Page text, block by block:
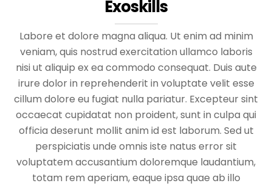
Exoskills
Labore et dolore magna aliqua. Ut enim ad minim
veniam, quis nostrud exercitation ullamco laboris
nisi ut aliquip ex ea commodo consequat. Duis aute
irure dolor in reprehenderit in voluptate velit esse
cillum dolore eu fugiat nulla pariatur. Excepteur sint
occaecat cupidatat non proident, sunt in culpa qui
officia deserunt mollit anim id est laborum. Sed ut
perspiciatis unde omnis iste natus error sit
voluptatem accusantium doloremque laudantium,
totam rem aperiam, eaque ipsa quae ab illo